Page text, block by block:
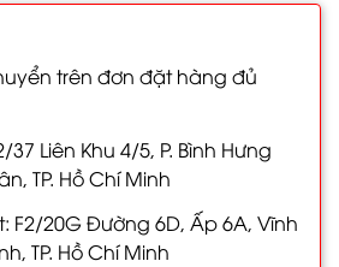
trên đơn đặt hàng đủ
Liên Khu 4/5, P. Bình Hưng
TP. Hồ Chí Minh
F2/20G Đường 6D, Ấp 6A, Vĩnh
TP. Hồ Chí Minh